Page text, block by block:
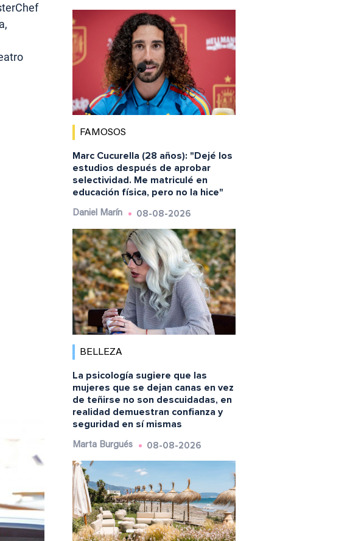
FAMOSOS
Marc Cucurella (28 años): "Dejé los
estudios después de aprobar
selectividad. Me matriculé en
educación física, pero no la hice"
Daniel Marín 08-08-2026
BELLEZA
La psicología sugiere que las
mujeres que se dejan canas en vez
de teñirse no son descuidadas, en
realidad demuestran confianza y
seguridad en sí mismas
Marta Burgués 08-08-2026